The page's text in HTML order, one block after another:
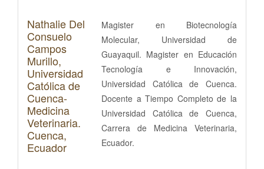
Nathalie Del
Consuelo
Campos
Murillo,
Universidad
Católica de
Cuenca-
Medicina
Veterinaria.
Cuenca,
Ecuador
Magister en Biotecnología
Molecular, Universidad de
Guayaquil. Magister en Educación
Tecnología e Innovación,
Universidad Católica de Cuenca.
Docente a Tiempo Completo de la
Universidad Católica de Cuenca,
Carrera de Medicina Veterinaria,
Ecuador.